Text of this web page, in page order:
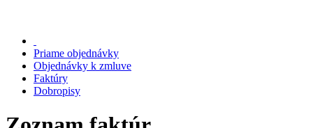
Priame objednávky
Objednávky k zmluve
Faktúry
Dobropisy